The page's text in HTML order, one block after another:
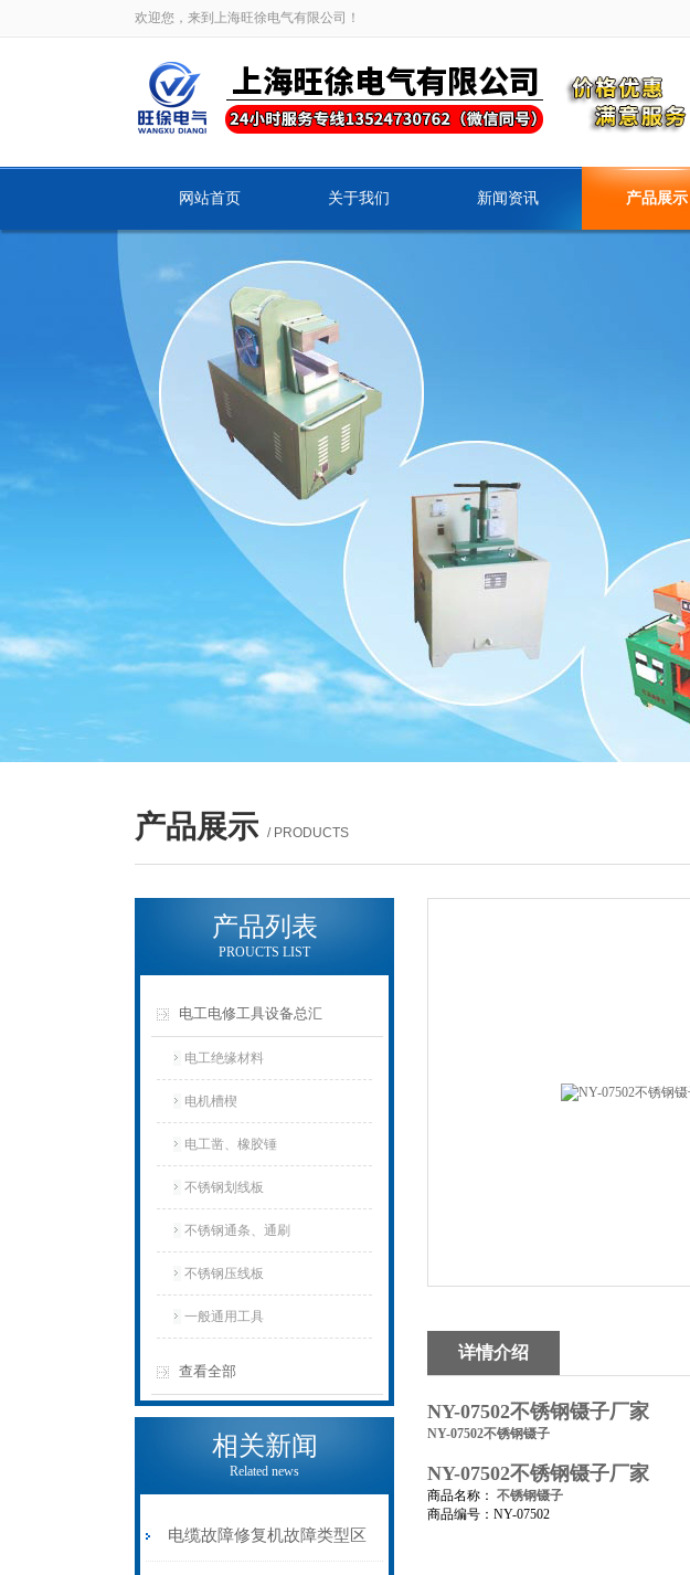
欢迎您，来到上海旺徐电气有限公司！
网站首页 关于我们 新闻资讯 产品展示
产品展示 / PRODUCTS
产品列表
PROUCTS LIST
电工电修工具设备总汇
电工绝缘材料
电机槽楔
电工凿、橡胶锤
不锈钢划线板
不锈钢通条、通刷
不锈钢压线板
一般通用工具
查看全部
相关新闻
Related news
电缆故障修复机故障类型区
详情介绍
NY-07502不锈钢镊子厂家
NY-07502不锈钢镊子
NY-07502不锈钢镊子厂家
商品名称： 不锈钢镊子
商品编号：NY-07502